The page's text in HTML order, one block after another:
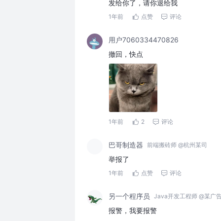
发给你了，请你退给我
1年前 点赞 评论
用户7060334470826
撤回，快点
1年前 2 评论
巴哥制造器 前端搬砖师 @杭州某司
举报了
1年前 点赞 评论
另一个程序员 Java开发工程师 @某广
报警，我要报警